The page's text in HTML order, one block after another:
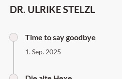
DR. ULRIKE STELZL
Time to say goodbye
1. Sep. 2025